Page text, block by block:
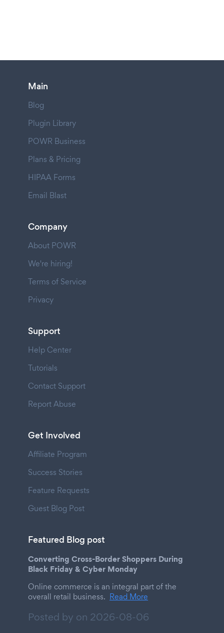
Main
Blog
Plugin Library
POWR Business
Plans & Pricing
HIPAA Forms
Email Blast
Company
About POWR
We're hiring!
Terms of Service
Privacy
Support
Help Center
Tutorials
Contact Support
Report Abuse
Get Involved
Affiliate Program
Success Stories
Feature Requests
Guest Blog Post
Featured Blog post
Converting Cross-Border Shoppers During
Black Friday & Cyber Monday
Online commerce is an integral part of the
overall retail business. Read More
Posted by on 2026-08-06